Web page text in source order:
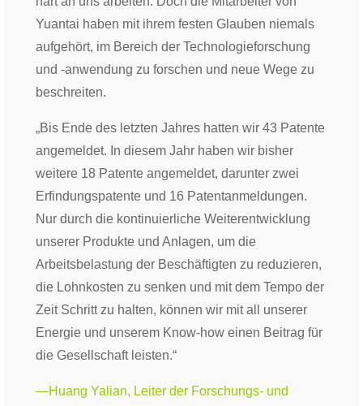
Yuantai haben mit ihrem festen Glauben niemals
aufgehört, im Bereich der Technologieforschung
und -anwendung zu forschen und neue Wege zu
beschreiten.
„Bis Ende des letzten Jahres hatten wir 43 Patente
angemeldet. In diesem Jahr haben wir bisher
weitere 18 Patente angemeldet, darunter zwei
Erfindungspatente und 16 Patentanmeldungen.
Nur durch die kontinuierliche Weiterentwicklung
unserer Produkte und Anlagen, um die
Arbeitsbelastung der Beschäftigten zu reduzieren,
die Lohnkosten zu senken und mit dem Tempo der
Zeit Schritt zu halten, können wir mit all unserer
Energie und unserem Know-how einen Beitrag für
die Gesellschaft leisten.“
—Huang Yalian, Leiter der Forschungs- und